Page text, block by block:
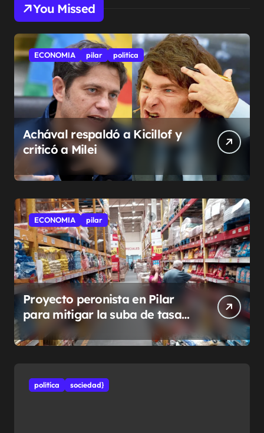
You Missed
ECONOMIA pilar politíca
Achával respaldó a Kicillof y
criticó a Milei
ECONOMIA pilar
Proyecto peronista en Pilar
para mitigar la suba de tasas
municipales
politíca sociedad}